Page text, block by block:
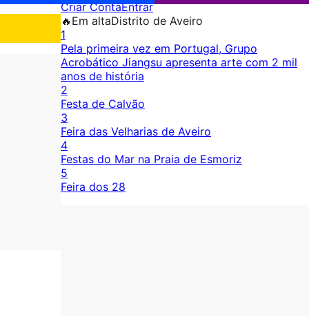
Criar ContaEntrar
🔥 Em altaDistrito de Aveiro
1
Pela primeira vez em Portugal, Grupo
Acrobático Jiangsu apresenta arte com 2 mil
anos de história
2
Festa de Calvão
3
Feira das Velharias de Aveiro
4
Festas do Mar na Praia de Esmoriz
5
Feira dos 28